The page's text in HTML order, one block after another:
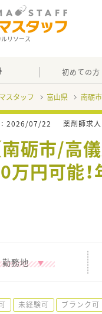
リソース
初めての方
スタッフ 富山県 南砺市
2026/07/22 薬剤師求人
南砺市/高
万円可能
勤務地
未経験可 ブランク可